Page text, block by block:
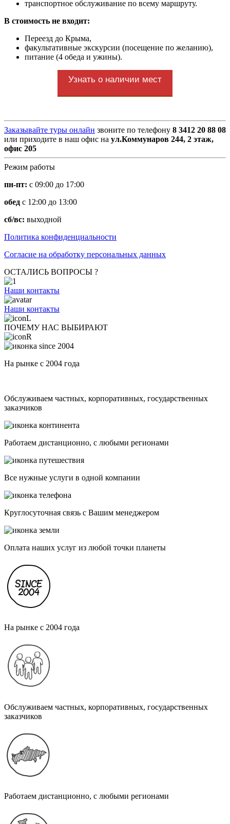
транспортное обслуживание по всему маршруту.
В стоимость не входит:
Переезд до Крыма,
факультативные экскурсии (посещение по желанию),
питание (4 обеда и ужины).
Узнать о наличии мест
Заказывайте туры онлайн звоните по телефону 8 3412 20 88 08
или приходите в наш офис на ул.Коммунаров 244, 2 этаж,
офис 205
Режим работы
пн-пт: с 09:00 до 17:00
обед с 12:00 до 13:00
сб/вс: выходной
Политика конфиденциальности
Согласие на обработку персональных данных
ОСТАЛИСЬ ВОПРОСЫ ?
Наши контакты
Наши контакты
ПОЧЕМУ НАС ВЫБИРАЮТ
На рынке с 2004 года
Обслуживаем частных, корпоративных, государственных
заказчиков
Работаем дистанционно, с любыми регионами
Все нужные услуги в одной компании
Круглосуточная связь с Вашим менеджером
Оплата наших услуг из любой точки планеты
На рынке с 2004 года
Обслуживаем частных, корпоративных, государственных
заказчиков
Работаем дистанционно, с любыми регионами